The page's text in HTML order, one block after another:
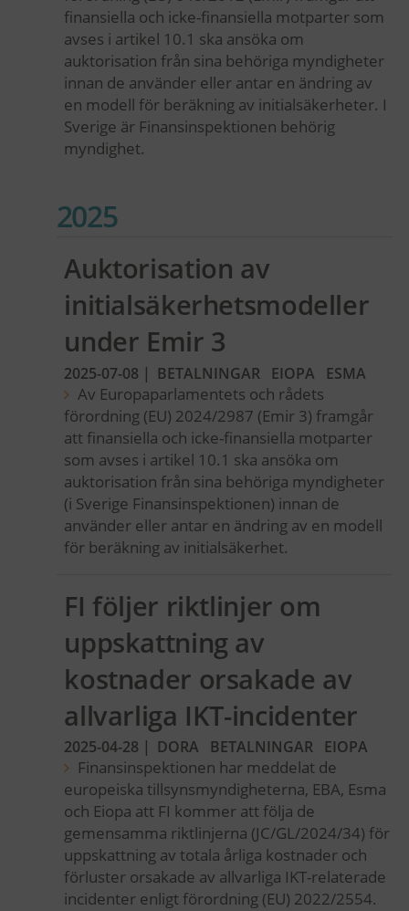
finansiella och icke-finansiella motparter som
avses i artikel 10.1 ska ansöka om
auktorisation från sina behöriga myndigheter
innan de använder eller antar en ändring av
en modell för beräkning av initialsäkerheter. I
Sverige är Finansinspektionen behörig
myndighet.
2025
Auktorisation av
initialsäkerhetsmodeller
under Emir 3
2025-07-08 | BETALNINGAR EIOPA ESMA
Av Europaparlamentets och rådets
förordning (EU) 2024/2987 (Emir 3) framgår
att finansiella och icke-finansiella motparter
som avses i artikel 10.1 ska ansöka om
auktorisation från sina behöriga myndigheter
(i Sverige Finansinspektionen) innan de
använder eller antar en ändring av en modell
för beräkning av initialsäkerhet.
FI följer riktlinjer om
uppskattning av
kostnader orsakade av
allvarliga IKT-incidenter
2025-04-28 | DORA BETALNINGAR EIOPA
Finansinspektionen har meddelat de
europeiska tillsynsmyndigheterna, EBA, Esma
och Eiopa att FI kommer att följa de
gemensamma riktlinjerna (JC/GL/2024/34) för
uppskattning av totala årliga kostnader och
förluster orsakade av allvarliga IKT-relaterade
incidenter enligt förordning (EU) 2022/2554.